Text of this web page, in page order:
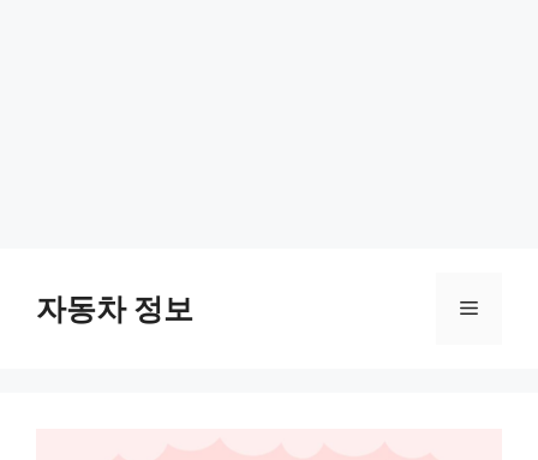
content자동차 정보 Menu